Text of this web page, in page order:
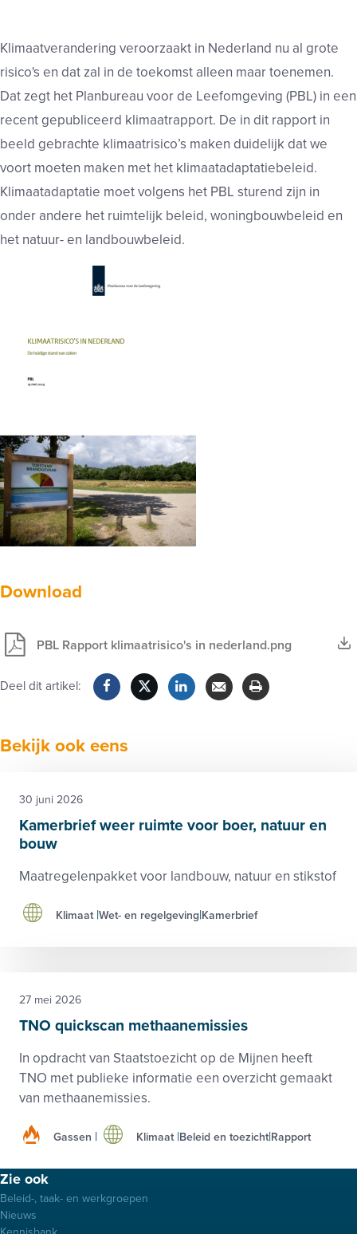
Klimaatverandering veroorzaakt in Nederland nu al grote
risico's en dat zal in de toekomst alleen maar toenemen.
Dat zegt het Planbureau voor de Leefomgeving (PBL) in een
recent gepubliceerd klimaatrapport. De in dit rapport in
beeld gebrachte klimaatrisico’s maken duidelijk dat we
voort moeten maken met het klimaatadaptatiebeleid.
Klimaatadaptatie moet volgens het PBL sturend zijn in
onder andere het ruimtelijk beleid, woningbouwbeleid en
het natuur- en landbouwbeleid.
Download
PBL Rapport klimaatrisico's in nederland.png
Deel dit artikel:
Bekijk ook eens
Kamerbrief weer ruimte voor boer, natuur en
bouw
Maatregelenpakket voor landbouw, natuur en stikstof
30 juni 2026
Klimaat Wet- en regelgeving Kamerbrief
TNO quickscan methaanemissies
In opdracht van Staatstoezicht op de Mijnen heeft
TNO met publieke informatie een overzicht gemaakt
van methaanemissies.
27 mei 2026
Gassen Klimaat Beleid en toezicht Rapport
Footer
menu
Zie ook
Beleid-, taak- en werkgroepen
Nieuws